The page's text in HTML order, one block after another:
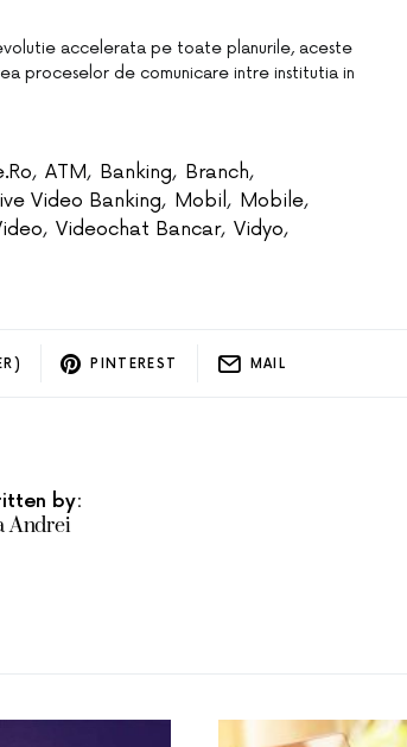
accelerata pe toate planurile, aceste
proceselor de comunicare intre institutia in
, ATM, Banking, Branch,
Video Banking, Mobil, Mobile,
, Videochat Bancar, Vidyo,
PINTEREST MAIL
by:
Andrei